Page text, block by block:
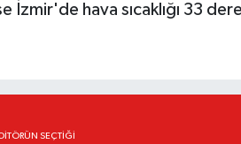
İzmir'de hava sıcaklığı 33
SEÇTIĞI